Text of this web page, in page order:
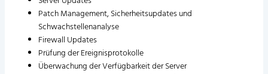
Patch Management, Sicherheitsupdates und
Schwachstellenanalyse
Firewall Updates
Prüfung der Ereignisprotokolle
Überwachung der Verfügbarkeit der Server